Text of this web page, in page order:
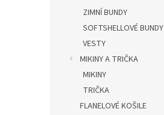
ZIMNÍ BUNDY
SOFTSHELLOVÉ BUNDY
VESTY
MIKINY A TRIČKA
MIKINY
TRIČKA
FLANELOVÉ KOŠILE